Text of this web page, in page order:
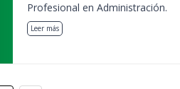
Profesional en Administración.
Leer más